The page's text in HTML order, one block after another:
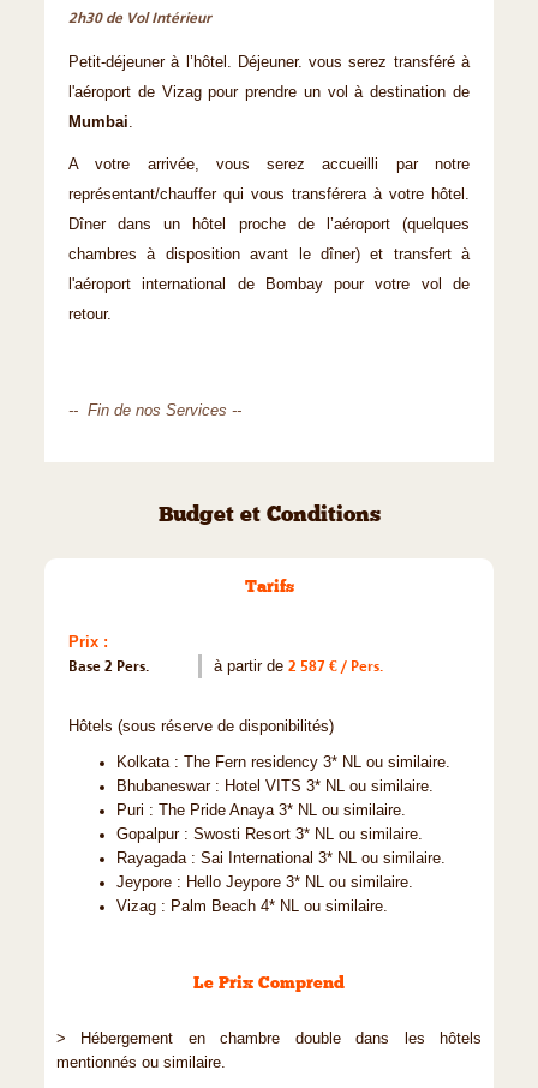
2h30 de Vol Intérieur
Petit-déjeuner à l’hôtel. Déjeuner. vous serez transféré à
l'aéroport de Vizag pour prendre un vol à destination de
Mumbai.
A votre arrivée, vous serez accueilli par notre
représentant/chauffer qui vous transférera à votre hôtel.
Dîner dans un hôtel proche de l’aéroport (quelques
chambres à disposition avant le dîner) et transfert à
l'aéroport international de Bombay pour votre vol de
retour.
-- Fin de nos Services --
Budget et Conditions
Tarifs
Prix :
Base 2 Pers.
à partir de 2 587 € / Pers.
Hôtels (sous réserve de disponibilités)
Kolkata : The Fern residency 3* NL ou similaire.
Bhubaneswar : Hotel VITS 3* NL ou similaire.
Puri : The Pride Anaya 3* NL ou similaire.
Gopalpur : Swosti Resort 3* NL ou similaire.
Rayagada : Sai International 3* NL ou similaire.
Jeypore : Hello Jeypore 3* NL ou similaire.
Vizag : Palm Beach 4* NL ou similaire.
Le Prix Comprend
> Hébergement en chambre double dans les hôtels
mentionnés ou similaire.